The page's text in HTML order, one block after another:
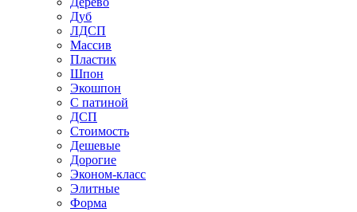
Дуб
ЛДСП
Массив
Пластик
Шпон
Экошпон
С патиной
ДСП
Стоимость
Дешевые
Дорогие
Эконом-класс
Элитные
Форма